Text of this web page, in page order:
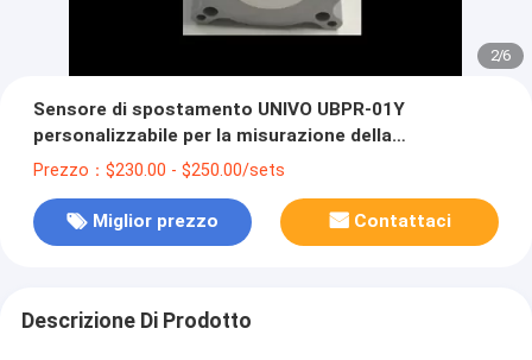
2/6
Sensore di spostamento UNIVO UBPR-01Y
personalizzabile per la misurazione della
deformazione nelle miniere
Prezzo：$230.00 - $250.00/sets
Miglior prezzo Contattaci
Descrizione Di Prodotto